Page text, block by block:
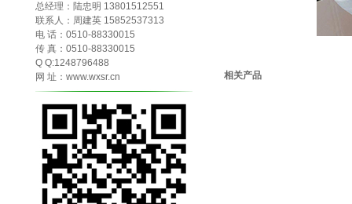
总经理：陆忠明 13801512551
联系人：周建英 15852537313
电 话：0510-88330015
传 真：0510-88330015
Q Q:1248796488
网 址：www.wxsr.cn
相关产品